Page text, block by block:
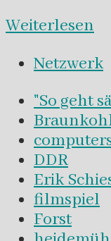
Weiterlesen
Netzwerk
"So geht
DDR
Erik
filmspiel
Forst